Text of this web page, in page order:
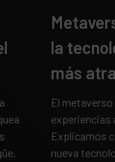
la
más
El metaverso
experiencias
Explicamos
nueva